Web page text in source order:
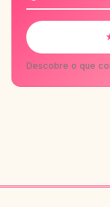
Descobre o que